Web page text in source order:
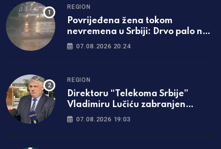
REGION
Povrijeđena žena tokom
nevremena u Srbiji: Drvo palo na
nju, hitno prevezena u bolnicu
07.08.2026 20:24
REGION
Direktoru “Telekoma Srbije”
Vladimiru Lučiću zabranjen
ulazak na Kosmet
07.08.2026 19:03